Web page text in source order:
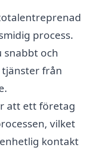
process.
snabbt och
från
att ett företag
vilket
kontakt